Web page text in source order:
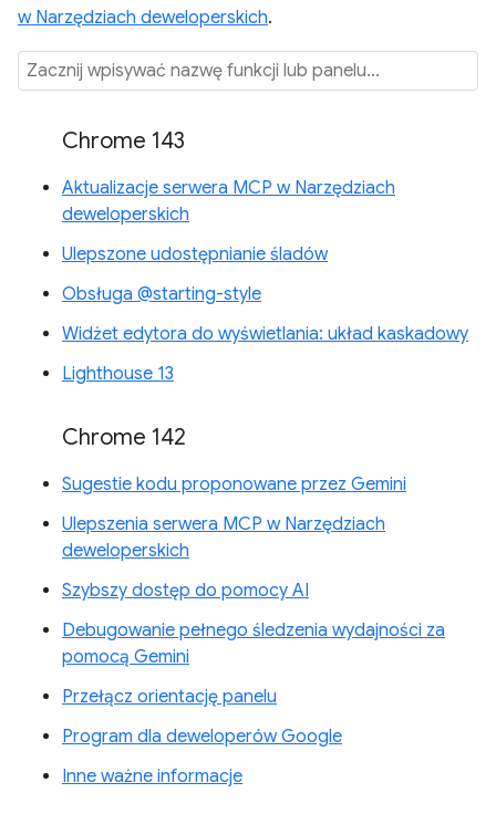
w Narzędziach deweloperskich.
Chrome 143
Aktualizacje serwera MCP w Narzędziach
deweloperskich
Ulepszone udostępnianie śladów
Obsługa @starting-style
Widżet edytora do wyświetlania: układ kaskadowy
Lighthouse 13
Chrome 142
Sugestie kodu proponowane przez Gemini
Ulepszenia serwera MCP w Narzędziach
deweloperskich
Szybszy dostęp do pomocy AI
Debugowanie pełnego śledzenia wydajności za
pomocą Gemini
Przełącz orientację panelu
Program dla deweloperów Google
Inne ważne informacje